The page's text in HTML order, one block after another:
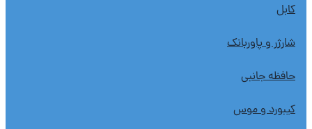
کابل
شارژر و پاوربانک
حافظه جانبی
کیبورد و موس